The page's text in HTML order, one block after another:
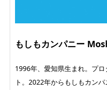
もしもカンパニー
1996年、愛知県生まれ。プ
ト。2022年からもしもカン